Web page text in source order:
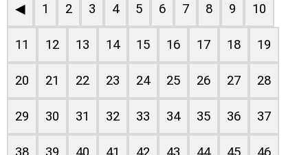
◀ 1 2 3 4 5 6 7 8 9 10
11 12 13 14 15 16 17 18 19
20 21 22 23 24 25 26 27 28
29 30 31 32 33 34 35 36 37